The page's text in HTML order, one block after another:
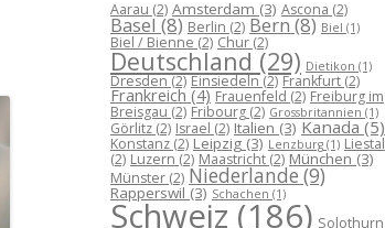
Aarau (2) Amsterdam (3) Ascona (2)
Basel(8) Berlin (2) Bern(8) Biel (1)
Biel / Bienne (2) Chur (2)
Deutschland (29) Dietikon (1)
Dresden(2) Einsiedeln(2) Frankfurt (2)
Frankreich (4) Frauenfeld (2) Freiburg im
Breisgau (2) Fribourg (2) Grossbritannien (1)
Görlitz (2) Israel (2) Italien (3) Kanada (5)
Konstanz (2) Leipzig (3) Lenzburg (1) Liestal
(2) Luzern (2) Maastricht (2) München (3)
Münster (2) Niederlande (9)
Rapperswil (3) Schachen (1)
Schweiz (186) Solothurn